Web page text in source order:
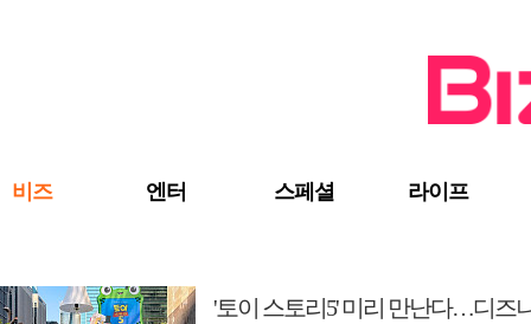
비즈 엔터 스페셜 라이프
'토이 스토리5' 미리 만난다…디즈